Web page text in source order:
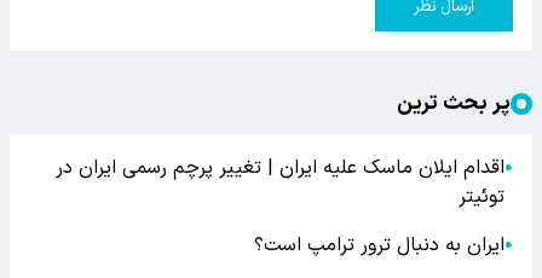
ارسال نظر
پر بحث ترین
●اقدام ایلان ماسک علیه ایران | تغییر پرچم رسمی ایران در
توئیتر
●ایران به دنبال ترور ترامپ است؟